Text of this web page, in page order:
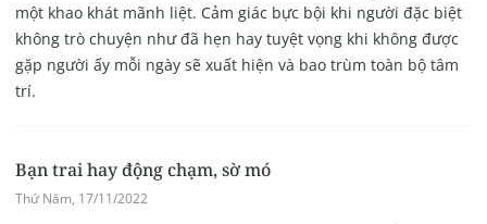
một khao khát mãnh liệt. Cảm giác bực bội khi người đặc biệt
không trò chuyện như đã hẹn hay tuyệt vọng khi không được
gặp người ấy mỗi ngày sẽ xuất hiện và bao trùm toàn bộ tâm
trí.
Bạn trai hay động chạm, sờ mó
Thứ Năm, 17/11/2022